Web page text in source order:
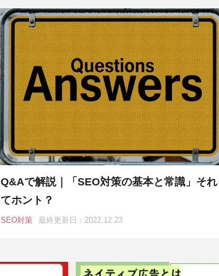
Q&Aで解説｜「SEO対策の基本と常識」それ
てホント？
SEO対策 最終更新日：2022.12.23